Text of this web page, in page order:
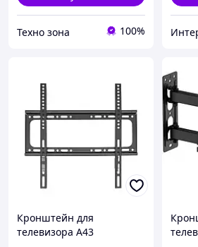
Техно зона 100%
Кронштейн для
телевизора A43